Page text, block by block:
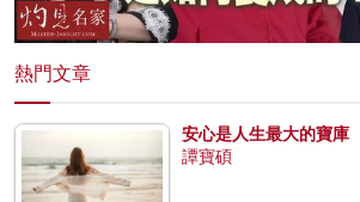
熱門文章
安心是人生最大的寶庫
譚寶碩